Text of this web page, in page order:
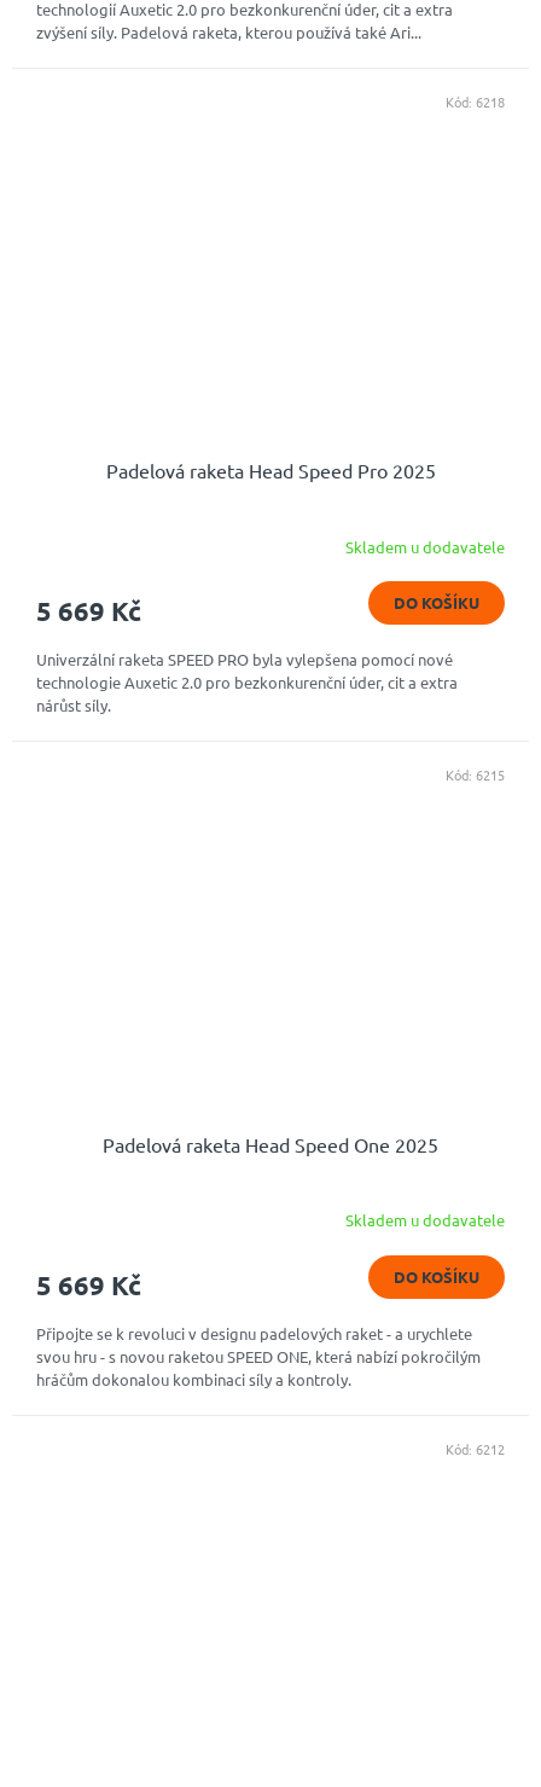
technologií Auxetic 2.0 pro bezkonkurenční úder, cit a extra
zvýšení síly. Padelová raketa, kterou používá také Ari...
Padelová raketa Head Speed Pro 2025
Skladem u dodavatele
5 669 Kč DO KOŠÍKU
Univerzální raketa SPEED PRO byla vylepšena pomocí nové
technologie Auxetic 2.0 pro bezkonkurenční úder, cit a extra
nárůst síly.
Kód: 6218
Padelová raketa Head Speed One 2025
Skladem u dodavatele
5 669 Kč DO KOŠÍKU
Připojte se k revoluci v designu padelových raket - a urychlete
svou hru - s novou raketou SPEED ONE, která nabízí pokročilým
hráčům dokonalou kombinaci síly a kontroly.
Kód: 6215
Kód: 6212